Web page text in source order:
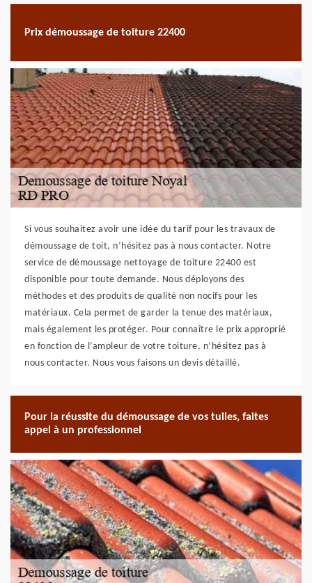
Prix démoussage de toiture 22400
Si vous souhaitez avoir une idée du tarif pour les travaux de
démoussage de toit, n’hésitez pas à nous contacter. Notre
service de démoussage nettoyage de toiture 22400 est
disponible pour toute demande. Nous déployons des
méthodes et des produits de qualité non nocifs pour les
matériaux. Cela permet de garder la tenue des matériaux,
mais également les protéger. Pour connaître le prix approprié
en fonction de l’ampleur de votre toiture, n’hésitez pas à
nous contacter. Nous vous faisons un devis détaillé.
Pour la réussite du démoussage de vos tuiles, faites
appel à un professionnel